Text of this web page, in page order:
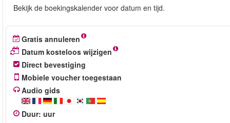
Bekijk de boekingskalender voor datum en tijd.
Gratis annuleren
Datum kosteloos wijzigen
Direct bevestiging
Mobiele voucher toegestaan
Audio gids
Duur: uur